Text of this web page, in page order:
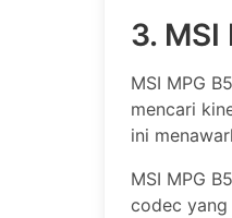
3. MSI
MSI MPG
mencari
ini
MSI MPG
codec